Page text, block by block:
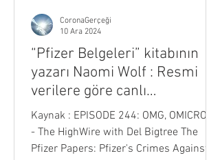
“Pfizer Belgeleri” kitabının
yazarı Naomi Wolf : Resmi
verilere göre canlı
doğumlarda artık %13 ila
%20 oranında bir düşüş var
Kaynak : EPISODE 244: OMG, OMICRON!
- The HighWire with Del Bigtree The
Pfizer Papers: Pfizer's Crimes Against
CoronaGerçeği
10 Ara 2024